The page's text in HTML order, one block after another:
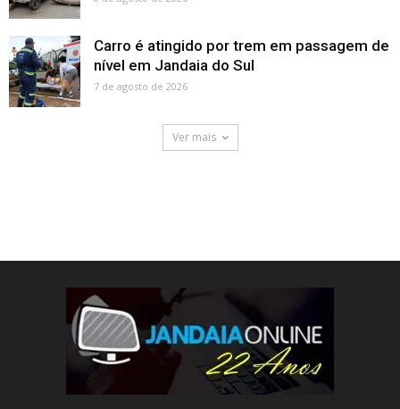
Carro é atingido por trem em passagem de
nível em Jandaia do Sul
7 de agosto de 2026
Ver mais